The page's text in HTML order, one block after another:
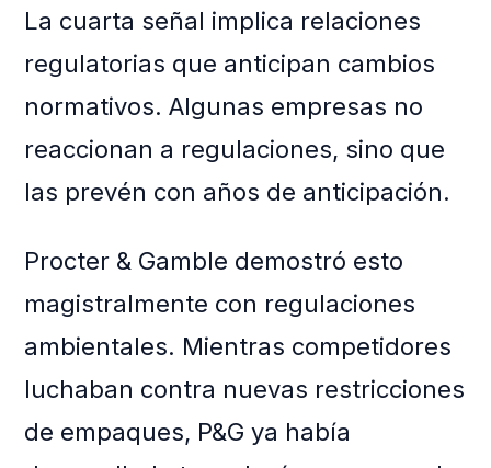
La cuarta señal implica relaciones
regulatorias que anticipan cambios
normativos. Algunas empresas no
reaccionan a regulaciones, sino que
las prevén con años de anticipación.
Procter & Gamble demostró esto
magistralmente con regulaciones
ambientales. Mientras competidores
luchaban contra nuevas restricciones
de empaques, P&G ya había